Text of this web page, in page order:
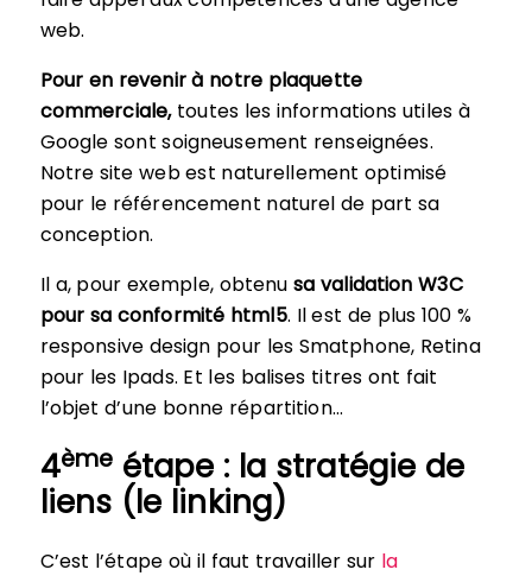
web.
Pour en revenir à notre plaquette
commerciale,toutes les informations utiles à
Google sont soigneusement renseignées.
Notre site web est naturellement optimisé
pour le référencement naturel de part sa
conception.
Il a, pour exemple, obtenusa validation W3C
pour sa conformité html5. Il est de plus 100 %
responsive design pour les Smatphone, Retina
pour les Ipads. Et les balises titres ont fait
l’objet d’une bonne répartition…
4ème étape : la stratégie de
liens (le linking)
C’est l’étape où il faut travailler sur la